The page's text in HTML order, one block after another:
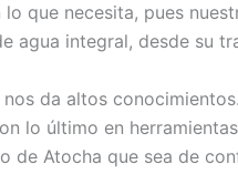
que necesita, pues
integral, desde su
da altos
lo último en
Atocha que sea de